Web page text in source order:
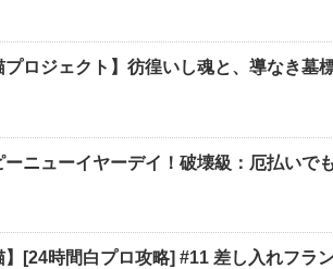
プロジェクト】彷徨いし魂と、導なき墓
ーニューイヤーデイ！破壊級：厄払いで
】[24時間白プロ攻略] #11 差し入れフラ